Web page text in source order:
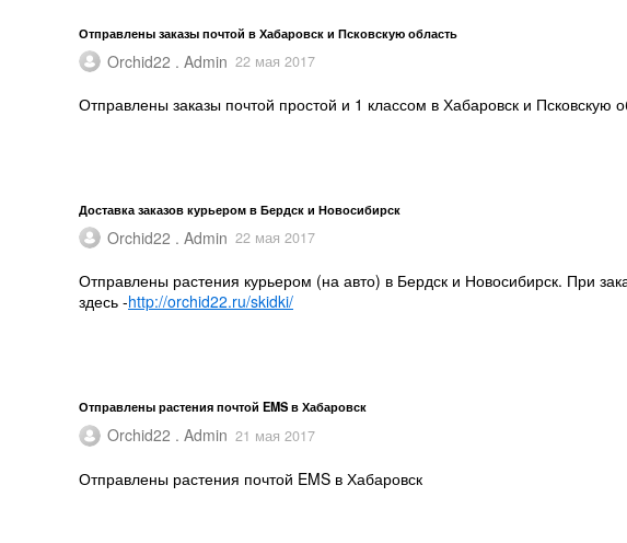
Отправлены заказы почтой в Хабаровск и Псковскую область
Orchid22 . Admin 22 мая 2017
Отправлены заказы почтой простой и 1 классом в Хабаровск и Псковскую
Доставка заказов курьером в Бердск и Новосибирск
Orchid22 . Admin 22 мая 2017
Отправлены растения курьером (на авто) в Бердск и Новосибирск. При
здесь -http://orchid22.ru/skidki/
Отправлены растения почтой EMS в Хабаровск
Orchid22 . Admin 21 мая 2017
Отправлены растения почтой EMS в Хабаровск